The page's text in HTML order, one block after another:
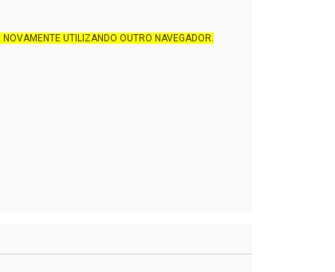
UTILIZANDO OUTRO NAVEGADOR.